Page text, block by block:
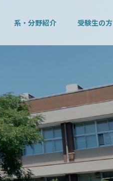
系・分野紹介 受験生の方